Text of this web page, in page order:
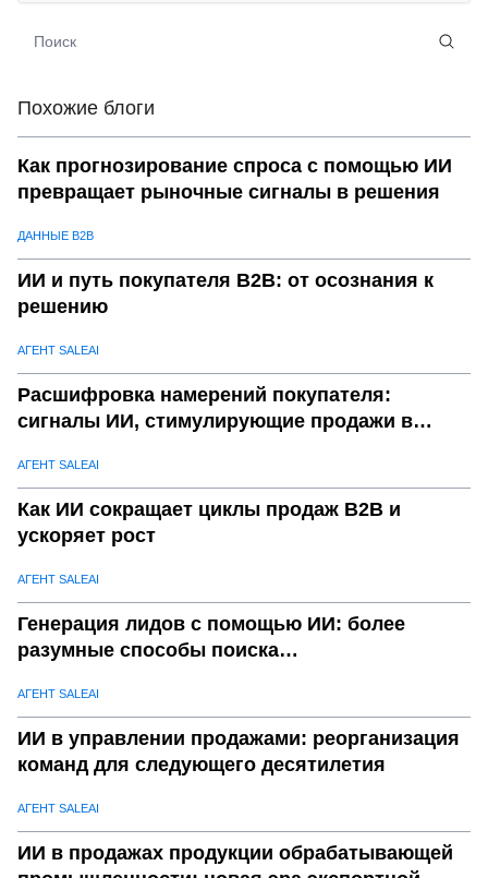
07. d.Прогнозирование тенденций продаж и спроса
продажахс SaleAI
09. a. Более разумное принятие решений
10
b. Оптимизированные стратегии продаж
12. d. Повышение производительности отдела продаж
13 .
e. Взаимодействие с клиентами на основе данных
14. Вывод: раскройте весь потенциал ваших данных о
Похожие блоги
Как прогнозирование спроса с помощью ИИ
превращает рыночные сигналы в решения
ДАННЫЕ B2B
ИИ и путь покупателя B2B: от осознания к
решению
АГЕНТ SALEAI
Расшифровка намерений покупателя:
сигналы ИИ, стимулирующие продажи в
АГЕНТ SALEAI
Как ИИ сокращает циклы продаж B2B и
ускоряет рост
АГЕНТ SALEAI
Генерация лидов с помощью ИИ: более
разумные способы поиска
АГЕНТ SALEAI
ИИ в управлении продажами: реорганизация
команд для следующего десятилетия
АГЕНТ SALEAI
ИИ в продажах продукции обрабатывающей